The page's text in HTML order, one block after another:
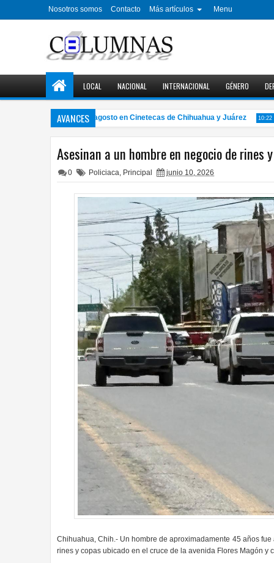
Nosotros somos Contacto Más artículos Menu
LOCAL NACIONAL INTERNACIONAL GÉNERO
AVANCES
de cine gratuito en agosto en Cinetecas de Chihuahua y Juárez 10:22 PM
Asesinan a un hombre en negocio de rines
0 Policiaca, Principal junio 10, 2026
Chihuahua, Chih.- Un hombre de aproximadamente 45 años
rines y copas ubicado en el cruce de la avenida Flores Magón y